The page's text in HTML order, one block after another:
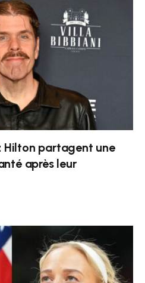
Hilton partagent une
après leur